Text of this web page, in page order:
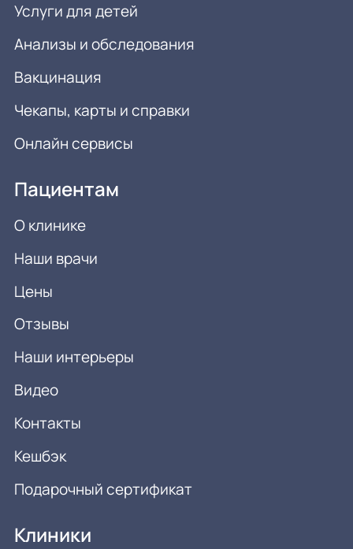
Услуги для детей
Анализы и обследования
Вакцинация
Чекапы, карты и справки
Онлайн сервисы
Пациентам
О клинике
Наши врачи
Цены
Отзывы
Наши интерьеры
Видео
Контакты
Кешбэк
Подарочный сертификат
Клиники